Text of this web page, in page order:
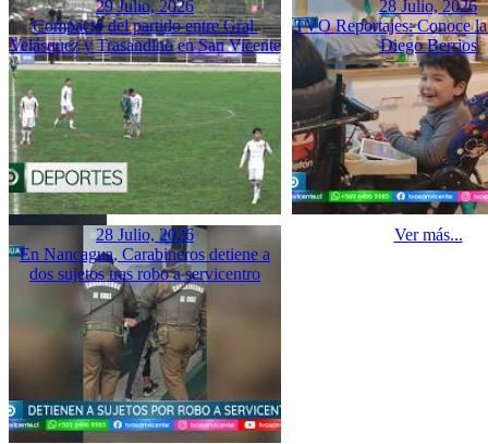
29 Julio, 2026
Compacto del partido entre Gral.
Velásquez y Trasandino en San Vicente
28 Julio, 2026
TVO Reportajes: Conoce
Diego Berrios
28 Julio, 2026
En Nancagua, Carabineros detiene a
dos sujetos tras robo a servicentro
Ver más...